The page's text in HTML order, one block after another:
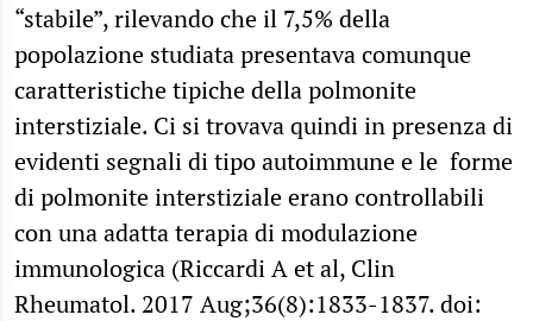
“stabile”, rilevando che il 7,5% della
popolazione studiata presentava comunque
caratteristiche tipiche della polmonite
interstiziale. Ci si trovava quindi in presenza di
evidenti segnali di tipo autoimmune e le forme
di polmonite interstiziale erano controllabili
con una adatta terapia di modulazione
immunologica (Riccardi A et al, Clin
Rheumatol. 2017 Aug;36(8):1833-1837. doi: